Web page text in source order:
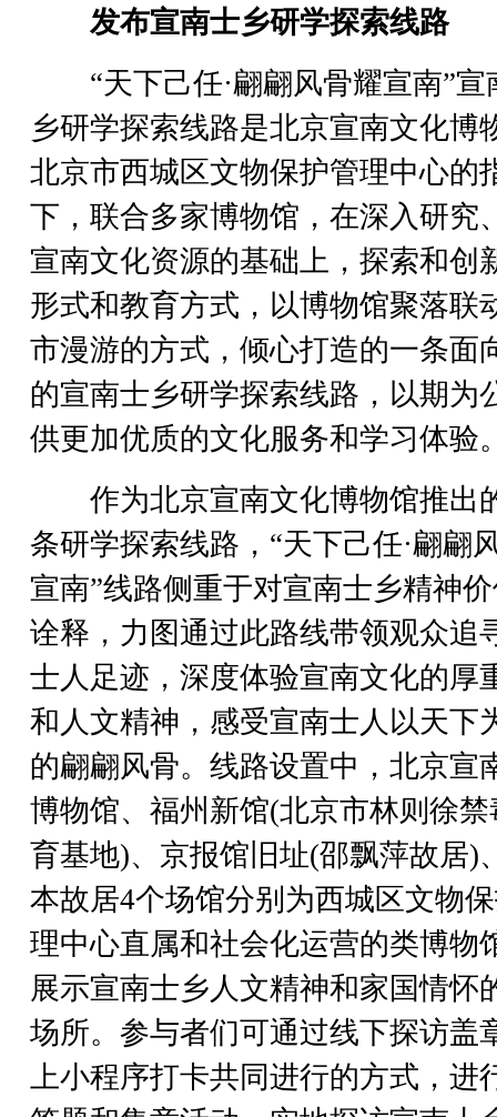
发布宣南士乡研学探索线路
“天下己任·翩翩风骨耀宣南”宣
乡研学探索线路是北京宣南文化博
北京市西城区文物保护管理中心的
下，联合多家博物馆，在深入研究
宣南文化资源的基础上，探索和创
形式和教育方式，以博物馆聚落联
市漫游的方式，倾心打造的一条面
的宣南士乡研学探索线路，以期为
供更加优质的文化服务和学习体验
作为北京宣南文化博物馆推出
条研学探索线路，“天下己任·翩翩
宣南”线路侧重于对宣南士乡精神
诠释，力图通过此路线带领观众追
士人足迹，深度体验宣南文化的厚
和人文精神，感受宣南士人以天下
的翩翩风骨。线路设置中，北京宣
博物馆、福州新馆(北京市林则徐禁
育基地)、京报馆旧址(邵飘萍故居)
本故居4个场馆分别为西城区文物
理中心直属和社会化运营的类博物
展示宣南士乡人文精神和家国情怀
场所。参与者们可通过线下探访盖
上小程序打卡共同进行的方式，进